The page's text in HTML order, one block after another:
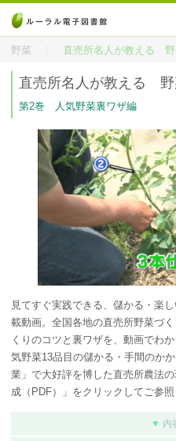
野菜 直売所名人が教える
直売所名人が教える 野
第2巻 人気野菜裏ワザ編
見てすぐ実践できる、儲かる・楽
載動画。全国各地の直売所野菜づ
くりのコツと裏ワザを、動画でわ
気野菜13品目の儲かる・手間のか
業」で大好評を博した直売所農法
成（PDF）」をクリックしてご参照
▼ 内